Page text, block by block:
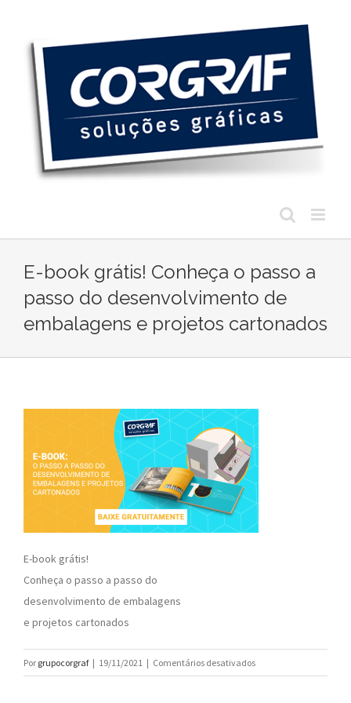
conteúdo
E-book grátis! Conheça o passo a
passo do desenvolvimento de
embalagens e projetos cartonados
E-book grátis!
Conheça o passo a passo do
desenvolvimento de embalagens
e projetos cartonados
Por grupocorgraf | 19/11/2021 | Comentários desativadosem
E-